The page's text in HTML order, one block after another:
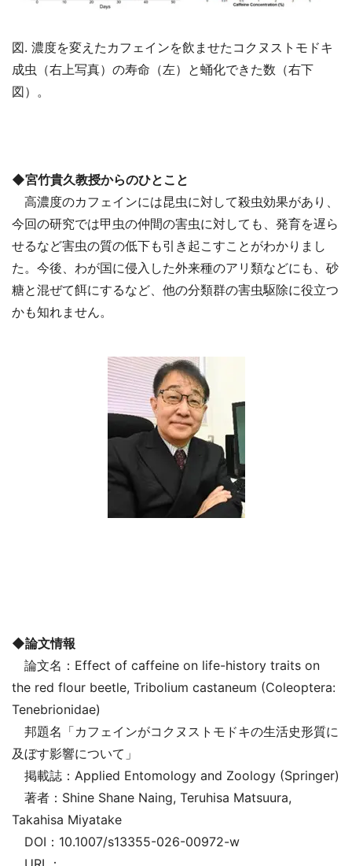
図. 濃度を変えたカフェインを飲ませたコクヌストモドキ
成虫（右上写真）の寿命（左）と蛹化できた数（右下
図）。
◆宮竹貴久教授からのひとこと
高濃度のカフェインには昆虫に対して殺虫効果があり、
今回の研究では甲虫の仲間の害虫に対しても、発育を遅ら
せるなど害虫の質の低下も引き起こすことがわかりまし
た。今後、わが国に侵入した外来種のアリ類などにも、砂
糖と混ぜて餌にするなど、他の分類群の害虫駆除に役立つ
かも知れません。
◆論文情報
論文名：Effect of caffeine on life-history traits on
the red flour beetle, Tribolium castaneum (Coleoptera:
Tenebrionidae)
邦題名「カフェインがコクヌストモドキの生活史形質に
及ぼす影響について」
掲載誌：Applied Entomology and Zoology (Springer)
著者：Shine Shane Naing, Teruhisa Matsuura,
Takahisa Miyatake
DOI：10.1007/s13355-026-00972-w